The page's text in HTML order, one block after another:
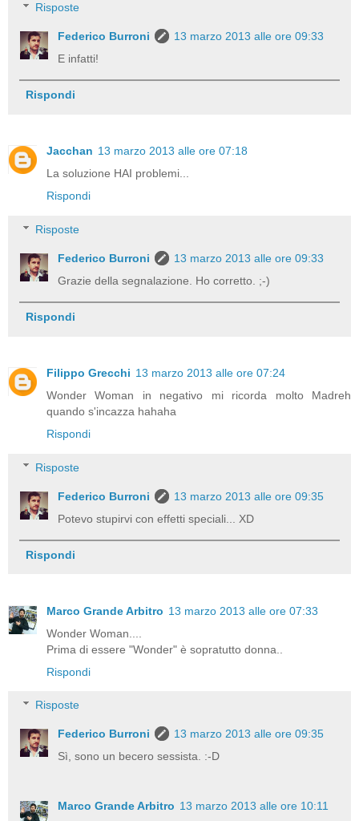
Risposte
Federico Burroni
13 marzo 2013 alle ore 09:33
E infatti!
Rispondi
Jacchan 13 marzo 2013 alle ore 07:18
La soluzione HAI problemi...
Rispondi
Risposte
Federico Burroni
13 marzo 2013 alle ore 09:33
Grazie della segnalazione. Ho corretto. ;-)
Rispondi
Filippo Grecchi 13 marzo 2013 alle ore 07:24
Wonder Woman in negativo mi ricorda molto Madreh
quando s'incazza hahaha
Rispondi
Risposte
Federico Burroni
13 marzo 2013 alle ore 09:35
Potevo stupirvi con effetti speciali... XD
Rispondi
Marco Grande Arbitro 13 marzo 2013 alle ore 07:33
Wonder Woman....
Prima di essere "Wonder" è sopratutto donna..
Rispondi
Risposte
Federico Burroni
13 marzo 2013 alle ore 09:35
Sì, sono un becero sessista. :-D
Marco Grande Arbitro 13 marzo 2013 alle ore 10:11